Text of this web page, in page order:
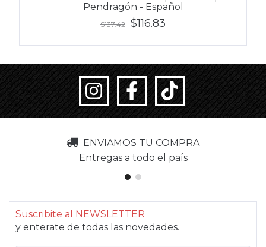
Pendragón - Español
$137.42 $116.83
ENVIAMOS TU COMPRA
Entregas a todo el país
Suscribite al NEWSLETTER
y enterate de todas las novedades.